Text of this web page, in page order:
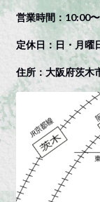
営業時間：10:00
定休日：日・月曜
住所：大阪府茨